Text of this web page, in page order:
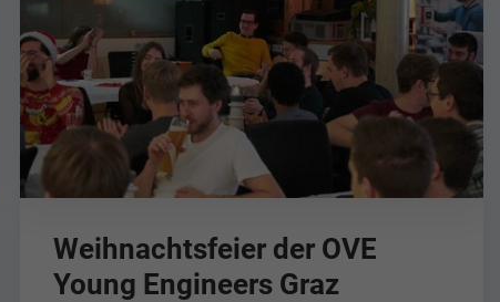
Weihnachtsfeier der OVE
Young Engineers Graz